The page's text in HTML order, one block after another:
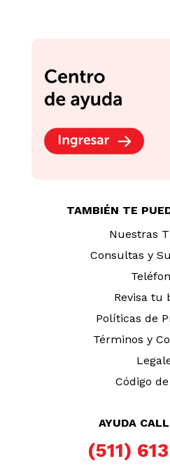
TAMBIÉN TE
Nuestras
Consultas y
Revisa tu
Políticas de
Términos y
Código
AYUDA
(511)